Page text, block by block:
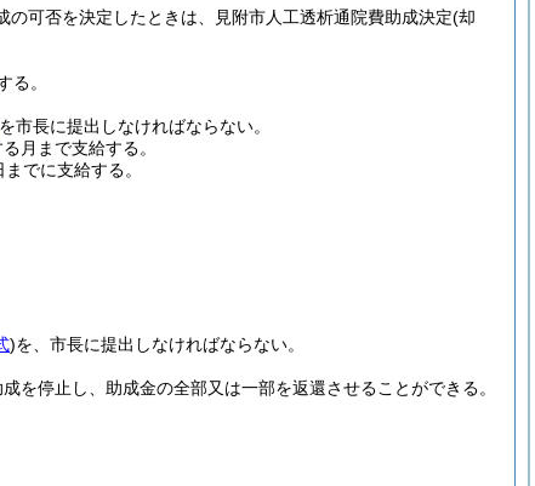
可否を決定したときは、見附市人工透析通院費助成決定(却
る。
を市長に提出しなければならない。
月まで支給する。
でに支給する。
)を、市長に提出しなければならない。
を停止し、助成金の全部又は一部を返還させることができる。